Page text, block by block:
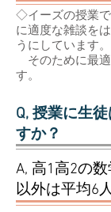
◇イーズの授業
に適度な雑談を
うにしています。
そのために最
す。
Q, 授業に生
すか？
A, 高1高2の
以外は平均6